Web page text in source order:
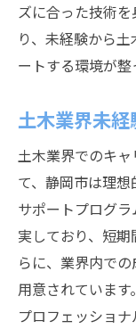
ズに合った技術
り、未経験から
ートする環境が整
土木業界未
土木業界でのキ
て、静岡市は理
サポートプログ
実しており、短
らに、業界内で
用意されていま
プロフェッショ